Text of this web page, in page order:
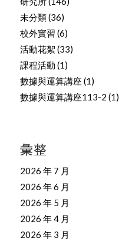
未分類(36)
校外實習 (6)
活動花絮 (33)
課程活動 (1)
數據與運算講座 (1)
數據與運算講座113-2 (1)
彙整
2026 年 7 月
2026 年 6 月
2026 年 5 月
2026 年 4 月
2026 年 3 月